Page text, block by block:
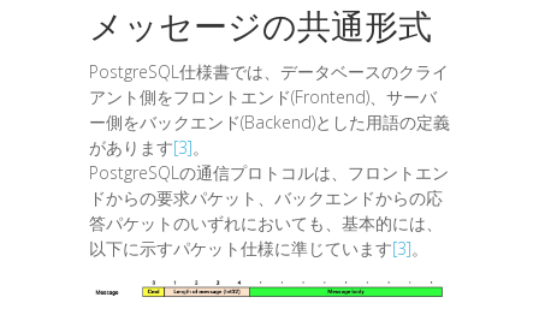
メッセージの共通形式
PostgreSQL仕様書では、データベースのクライ
アント側をフロントエンド(Frontend)、サーバ
ー側をバックエンド(Backend)とした用語の定義
があります[3]。
PostgreSQLの通信プロトコルは、フロントエン
ドからの要求パケット、バックエンドからの応
答パケットのいずれにおいても、基本的には、
以下に示すパケット仕様に準じています[3]。